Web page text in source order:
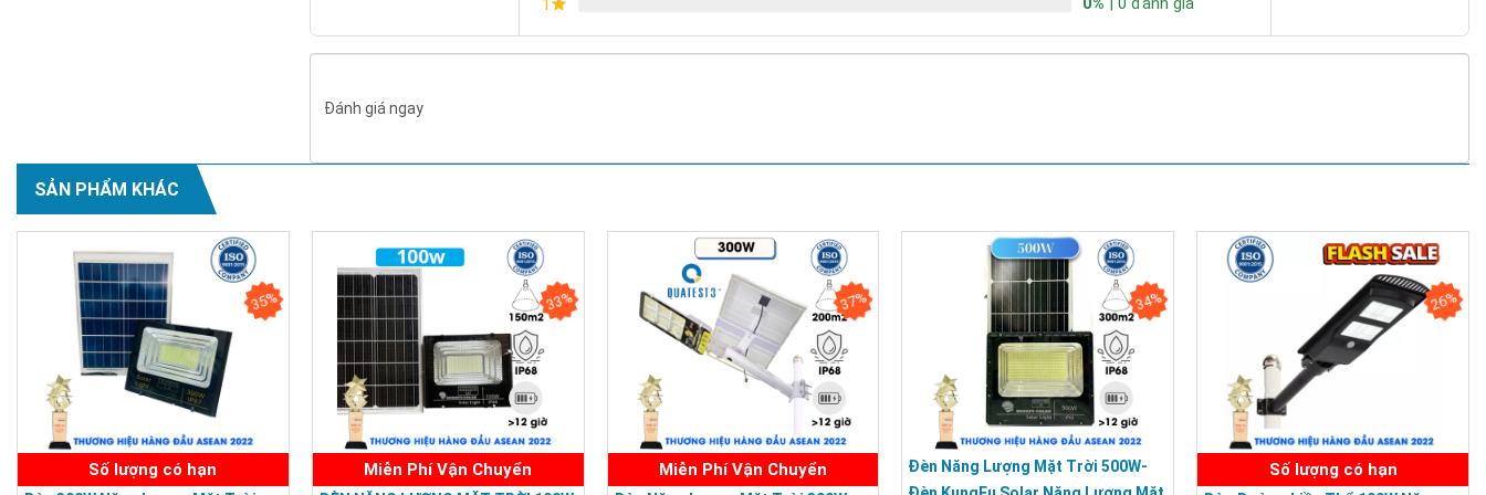
Đánh giá ngay
SẢN PHẨM KHÁC
35%
Số lượng có hạn
33%
Miễn Phí Vận Chuyển
37%
Miễn Phí Vận Chuyển
34%
Đèn Năng Lượng Mặt Trời 500W-
26%
Số lượng có hạn